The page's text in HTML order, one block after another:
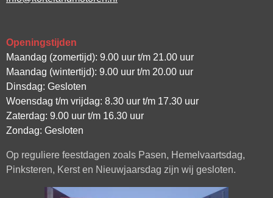
Openingstijden
Maandag (zomertijd): 9.00 uur t/m 21.00 uur
Maandag (wintertijd): 9.00 uur t/m 20.00 uur
Dinsdag: Gesloten
Woensdag t/m vrijdag: 8.30 uur t/m 17.30 uur
Zaterdag: 9.00 uur t/m 16.30 uur
Zondag: Gesloten
Op reguliere feestdagen zoals Pasen, Hemelvaartsdag,
Pinksteren, Kerst en Nieuwjaarsdag zijn wij gesloten.